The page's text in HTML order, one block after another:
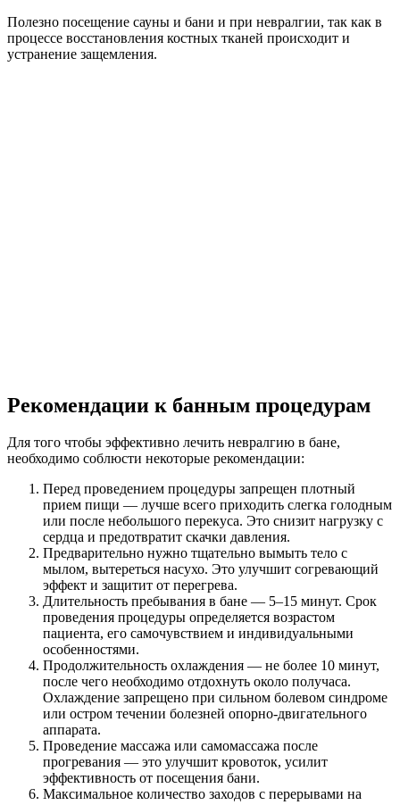
Полезно посещение сауны и бани и при невралгии, так как в
процессе восстановления костных тканей происходит и
устранение защемления.
Рекомендации к банным процедурам
Для того чтобы эффективно лечить невралгию в бане,
необходимо соблюсти некоторые рекомендации:
Перед проведением процедуры запрещен плотный
прием пищи — лучше всего приходить слегка голодным
или после небольшого перекуса. Это снизит нагрузку с
сердца и предотвратит скачки давления.
Предварительно нужно тщательно вымыть тело с
мылом, вытереться насухо. Это улучшит согревающий
эффект и защитит от перегрева.
Длительность пребывания в бане — 5–15 минут. Срок
проведения процедуры определяется возрастом
пациента, его самочувствием и индивидуальными
особенностями.
Продолжительность охлаждения — не более 10 минут,
после чего необходимо отдохнуть около получаса.
Охлаждение запрещено при сильном болевом синдроме
или остром течении болезней опорно-двигательного
аппарата.
Проведение массажа или самомассажа после
прогревания — это улучшит кровоток, усилит
эффективность от посещения бани.
Максимальное количество заходов с перерывами на